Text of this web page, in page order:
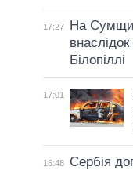
17:27
На
Білопіллі
17:01
16:48
Сербія